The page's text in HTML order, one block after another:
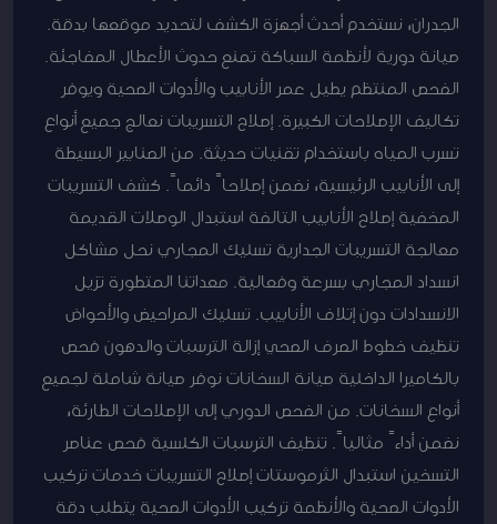
الجدران، نستخدم أحدث أجهزة الكشف لتحديد موقعها بدقة.
صيانة دورية لأنظمة السباكة تمنع حدوث الأعطال المفاجئة.
الفحص المنتظم يطيل عمر الأنابيب والأدوات الصحية ويوفر
تكاليف الإصلاحات الكبيرة. إصلاح التسريبات نعالج جميع أنواع
تسرب المياه باستخدام تقنيات حديثة. من الصنابير البسيطة
إلى الأنابيب الرئيسية، نضمن إصلاحاً دائماً. كشف التسريبات
المخفية إصلاح الأنابيب التالفة استبدال الوصلات القديمة
معالجة التسريبات الجدارية تسليك المجاري نحل مشاكل
انسداد المجاري بسرعة وفعالية. معداتنا المتطورة تزيل
الانسدادات دون إتلاف الأنابيب. تسليك المراحيض والأحواض
تنظيف خطوط الصرف الصحي إزالة الترسبات والدهون فحص
بالكاميرا الداخلية صيانة السخانات نوفر صيانة شاملة لجميع
أنواع السخانات. من الفحص الدوري إلى الإصلاحات الطارئة،
نضمن أداءً مثالياً. تنظيف الترسبات الكلسية فحص عناصر
التسخين استبدال الثرموستات إصلاح التسريبات خدمات تركيب
الأدوات الصحية والأنظمة تركيب الأدوات الصحية يتطلب دقة